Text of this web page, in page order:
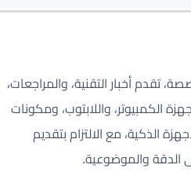
تقدم أخبار التقنية، والمراجعات،
الكمبيوتر، واللابتوب، ومكونات
الذكية، مع الالتزام بتقديم
والموضوعية.